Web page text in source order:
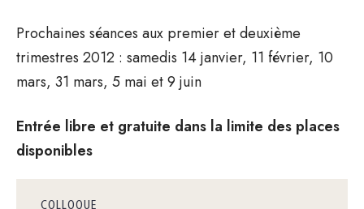
Prochaines séances aux premier et deuxième
trimestres 2012 : samedis 14 janvier, 11 février, 10
mars, 31 mars, 5 mai et 9 juin
Entrée libre et gratuite dans la limite des places
disponibles
COLLOQUE